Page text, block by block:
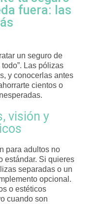
fuera: las
un seguro de
Las pólizas
y conocerlas antes
cientos o
visión y
para adultos no
estándar. Si quieres
separadas o un
opcional.
o estéticos
cuando son